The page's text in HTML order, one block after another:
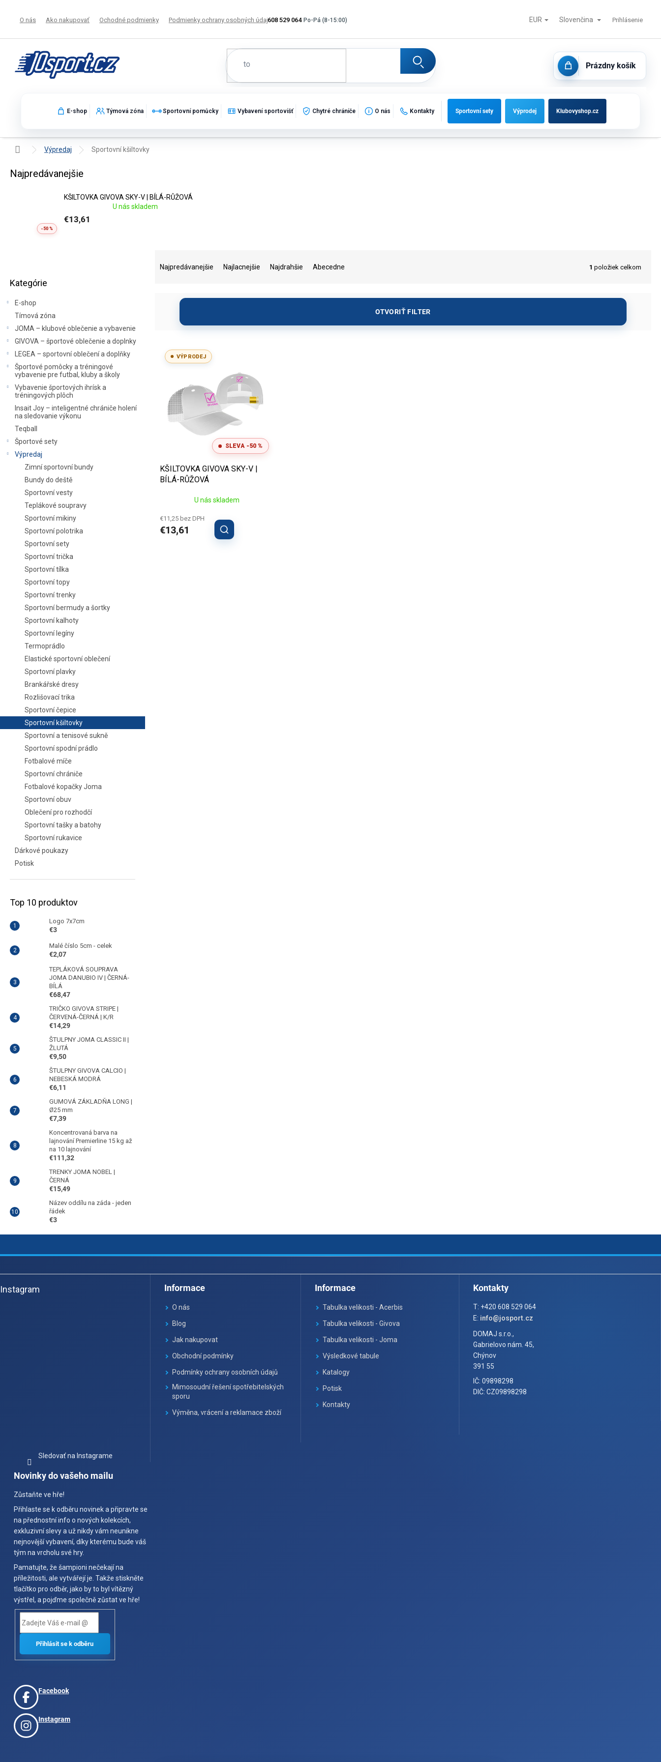
608 529 064
O nás Ako nakupovať Ochodné podmienky Podmienky ochrany osobných údajov Výmena, vrátenie a reklamácia tovaru Futbalové bránky, striedačky a vybavenie ihrísk Kontakty
EUR Slovenčina Prihlásenie
NÁKUPNÝ
KOŠÍK
Prázdny košík
E-shop Týmová zóna Sportovní pomůcky Vybavení sportovišť Chytré chrániče O nás Kontakty Sportovní sety Výprodej Klubovyshop.cz
DomovVýpredaj Sportovní kšiltovky
Sportovní kšiltovky ve výprodeji
Najpredávanejšie
-50 %
KŠILTOVKA GIVOVA SKY-V | BÍLÁ-RŮŽOVÁ
U nás skladem
€13,61
kategórie
Kategórie
E-shop
Tímová zóna
JOMA – klubové oblečenie a vybavenie
GIVOVA – športové oblečenie a doplnky
LEGEA – sportovní oblečení a doplňky
Športové pomôcky a tréningové
vybavenie pre futbal, kluby a školy
Vybavenie športových ihrísk a
tréningových plôch
Insait Joy – inteligentné chrániče holení
na sledovanie výkonu
Teqball
Športové sety
Výpredaj
Zimní sportovní bundy
Bundy do deště
Sportovní vesty
Teplákové soupravy
Sportovní mikiny
Sportovní polotrika
Sportovní sety
Sportovní trička
Sportovní tílka
Sportovní topy
Sportovní trenky
Sportovní bermudy a šortky
Sportovní kalhoty
Sportovní legíny
Termoprádlo
Elastické sportovní oblečení
Sportovní plavky
Brankářské dresy
Rozlišovací trika
Sportovní čepice
Sportovní kšiltovky
Sportovní a tenisové sukně
Sportovní spodní prádlo
Fotbalové míče
Sportovní chrániče
Fotbalové kopačky Joma
Sportovní obuv
Oblečení pro rozhodčí
Sportovní tašky a batohy
Sportovní rukavice
Dárkové poukazy
Potisk
Top 10 produktov
Logo 7x7cm
€3
Malé číslo 5cm - celek
€2,07
TEPLÁKOVÁ SOUPRAVA
JOMA DANUBIO IV | ČERNÁ-
BÍLÁ
€68,47
TRIČKO GIVOVA STRIPE |
ČERVENÁ-ČERNÁ | K/R
€14,29
ŠTULPNY JOMA CLASSIC II |
ŽLUTÁ
€9,50
ŠTULPNY GIVOVA CALCIO |
NEBESKÁ MODRÁ
€6,11
GUMOVÁ ZÁKLADŇA LONG |
Ø25 mm
€7,39
Koncentrovaná barva na
lajnování Premierline 15 kg až
na 10 lajnování
€111,32
TRENKY JOMA NOBEL |
ČERNÁ
€15,49
Název oddílu na záda - jeden
řádek
€3
Najpredávanejšie Najlacnejšie Najdrahšie Abecedne 1 položiek celkom
OTVORIŤ FILTER
VÝPRODEJ
SLEVA -50 %
KŠILTOVKA GIVOVA SKY-V |
BÍLÁ-RŮŽOVÁ
U nás skladem
€11,25 bez DPH
€13,61
á
pInstagram
Sledovať na Instagrame
Informace
O nás
Blog
Jak nakupovat
Obchodní podmínky
Podmínky ochrany osobních údajů
Mimosoudní řešení spotřebitelských
sporu
Výměna, vrácení a reklamace zboží
Informace
Tabulka velikosti - Acerbis
Tabulka velikosti - Givova
Tabulka velikosti - Joma
Výsledkové tabule
Katalogy
Potisk
Kontakty
Kontakty
T: +420 608 529 064
E: info@josport.cz
DOMAJ s.r.o.,
Gabrielovo nám. 45,
Chýnov
391 55
IČ: 09898298
DIČ: CZ09898298
Novinky do vašeho mailu
Zůstaňte ve hře!
Přihlaste se k odběru novinek a připravte se
na přednostní info o nových kolekcích,
exkluzivní slevy a už nikdy vám neunikne
nejnovější vybavení, díky kterému bude váš
tým na vrcholu své hry.
Pamatujte, že šampioni nečekají na
příležitosti, ale vytvářejí je. Takže stiskněte
tlačítko pro odběr, jako by to byl vítězný
výstřel, a pojďme společně zůstat ve hře!
Facebook
Instagram